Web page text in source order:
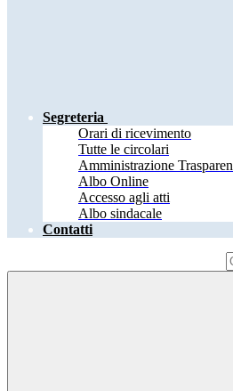
Segreteria
Orari di ricevimento
Tutte le circolari
Amministrazione
Albo Online
Accesso agli atti
Albo sindacale
Contatti